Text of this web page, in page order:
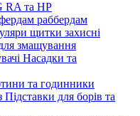
RA та HP
раббердам
щитки захисні
змащування
Насадки та
та годинники
Підставки для борів та